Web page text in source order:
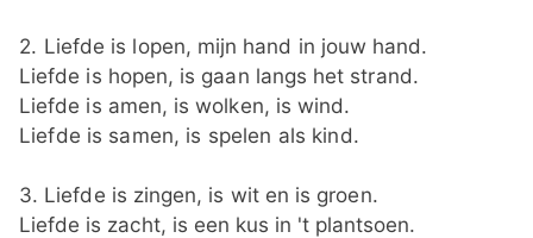
2. Liefde is lopen, mijn hand in jouw hand.
Liefde is hopen, is gaan langs het strand.
Liefde is amen, is wolken, is wind.
Liefde is samen, is spelen als kind.
3. Liefde is zingen, is wit en is groen.
Liefde is zacht, is een kus in 't plantsoen.